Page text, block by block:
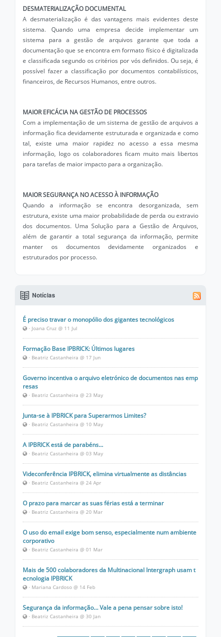
DESMATERIALIZAÇÃO DOCUMENTAL
A desmaterialização é das vantagens mais evidentes deste
sistema. Quando uma empresa decide implementar um
sistema para a gestão de arquivos garante que toda a
documentação que se encontra em formato físico é digitalizada
e classificada segundo os critérios por vós definidos. Ou seja, é
possível fazer a classificação por documentos contabilísticos,
financeiros, de Recursos Humanos, entre outros.
MAIOR EFICÁCIA NA GESTÃO DE PROCESSOS
Com a implementação de um sistema de gestão de arquivos a
informação fica devidamente estruturada e organizada e como
tal, existe uma maior rapidez no acesso a essa mesma
informação, logo os colaboradores ficam muito mais libertos
para tarefas de maior impacto para a organização.
MAIOR SEGURANÇA NO ACESSO À INFORMAÇÃO
Quando a informação se encontra desorganizada, sem
estrutura, existe uma maior probabilidade de perda ou extravio
dos documentos. Uma Solução para a Gestão de Arquivos,
além de garantir a total segurança da informação, permite
manter os documentos devidamente organizados e
estruturados por processo.
Notícias
É preciso travar o monopólio dos gigantes tecnológicos
· Joana Cruz @ 11 Jul
Formação Base IPBRICK: Últimos lugares
· Beatriz Castanheira @ 17 Jun
Governo incentiva o arquivo eletrónico de documentos nas emp
resas
· Beatriz Castanheira @ 23 May
Junta-se à IPBRICK para Superarmos Limites?
· Beatriz Castanheira @ 10 May
A IPBRICK está de parabéns...
· Beatriz Castanheira @ 03 May
Videconferência IPBRICK, elimina virtualmente as distâncias
· Beatriz Castanheira @ 24 Apr
O prazo para marcar as suas férias está a terminar
· Beatriz Castanheira @ 20 Mar
O uso do email exige bom senso, especialmente num ambiente
corporativo
· Beatriz Castanheira @ 01 Mar
Mais de 500 colaboradores da Multinacional Intergraph usam t
ecnologia IPBRICK
· Mariana Cardoso @ 14 Feb
Segurança da informação… Vale a pena pensar sobre isto!
· Beatriz Castanheira @ 30 Jan